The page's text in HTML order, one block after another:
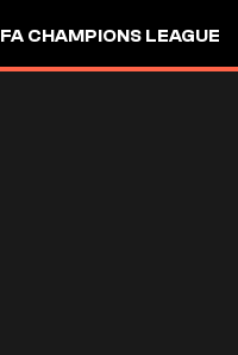
CHAMPIONS LEAGUE